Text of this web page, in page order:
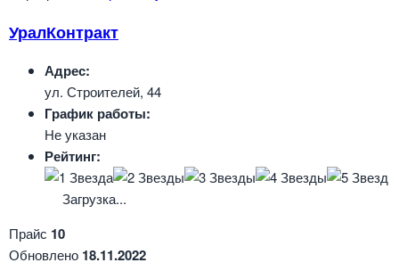
УралКонтракт
Адрес:
ул. Строителей, 44
График работы:
Не указан
Рейтинг:
Загрузка...
Прайс 10
Обновлено 18.11.2022